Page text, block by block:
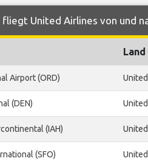
United Airlines von und
Land
Airport (ORD)
(DEN)
(IAH)
(SFO)